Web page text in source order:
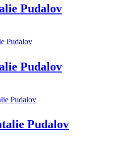
Pudalov
Pudalov
Pudalov